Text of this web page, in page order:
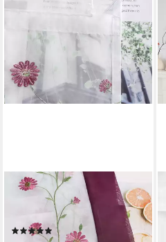
JOYSWAHL
Raffrollo, Bestickte Gardine
mit Blumen, Landhausstil
(3)